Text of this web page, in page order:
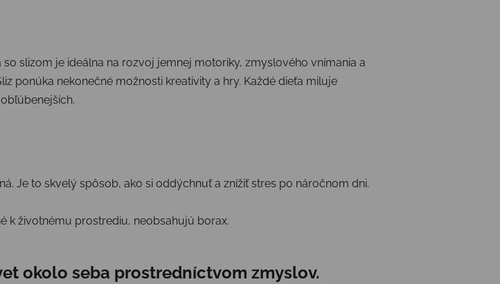
slizom je ideálna na rozvoj jemnej motoriky, zmyslového vnímania a
ponúka nekonečné možnosti kreativity a hry. Každé dieťa miluje
Je to skvelý spôsob, ako si oddýchnuť a znížiť stres po náročnom dni.
k životnému prostrediu, neobsahujú borax.
okolo seba prostredníctvom zmyslov.